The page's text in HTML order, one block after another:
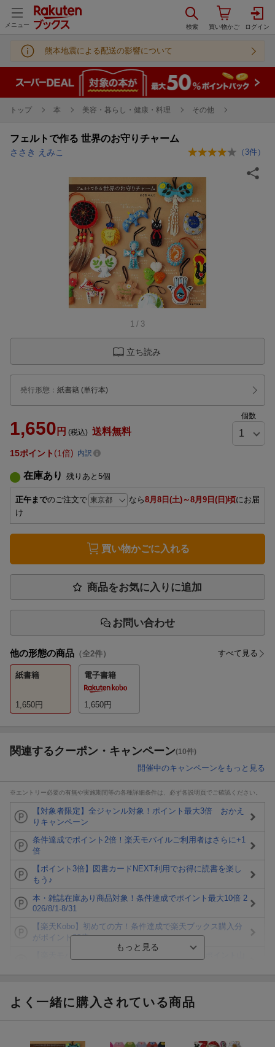
メニュー
熊本地震による配送の影響について
トップ 本 美容・暮らし・健康・料理 その他
フェルトで作る 世界のお守りチャーム
ささき えみこ （ 3件）
1 / 3
立ち読み
発行形態 ： 紙書籍 (単行本)
1,650 円 (税込) 送料無料
個数
15ポイント 1倍 内訳
在庫あり 残りあと 5個
正午までのご注文で なら8月8日(土)～8月9日(日)頃にお届
け
買い物かごに入れる
商品をお気に入りに追加
お問い合わせ
他の形態の商品 （全2件） すべて見る
紙書籍
1,650円
電子書籍
1,650円
関連するクーポン・キャンペーン(10件)
開催中のキャンペーンをもっと見る
※エントリー必要の有無や実施期間等の各種詳細条件は、必ず各説明頁でご確認ください。
【対象者限定】全ジャンル対象！ポイント最大3倍 おかえ
りキャンペーン
条件達成でポイント2倍！楽天モバイルご利用者はさらに+1
倍
【ポイント3倍】図書カードNEXT利用でお得に読書を楽し
もう♪
本・雑誌在庫あり商品対象！条件達成でポイント最大10倍 2
026/8/1-8/31
【楽天Kobo】初めての方！条件達成で楽天ブックス購入分
がポイント20倍
ト山分け
楽天モバイル紹介キャンペーンの拡散で300円OFFクーポン
よく一緒に購入されている商品